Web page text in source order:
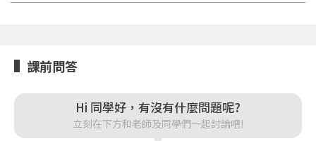
登入
課前問答
Hi 同學好，有沒有什麼問題呢?
立刻在下方和老師及同學們一起討論吧!